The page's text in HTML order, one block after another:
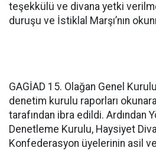
teşekkülü ve divana yetki
duruşu ve İstiklal Marşı’nın
GAGİAD 15. Olağan Genel
denetim kurulu raporları
tarafından ibra edildi. Ardından
Denetleme Kurulu, Haysiyet
Konfederasyon üyelerinin asil